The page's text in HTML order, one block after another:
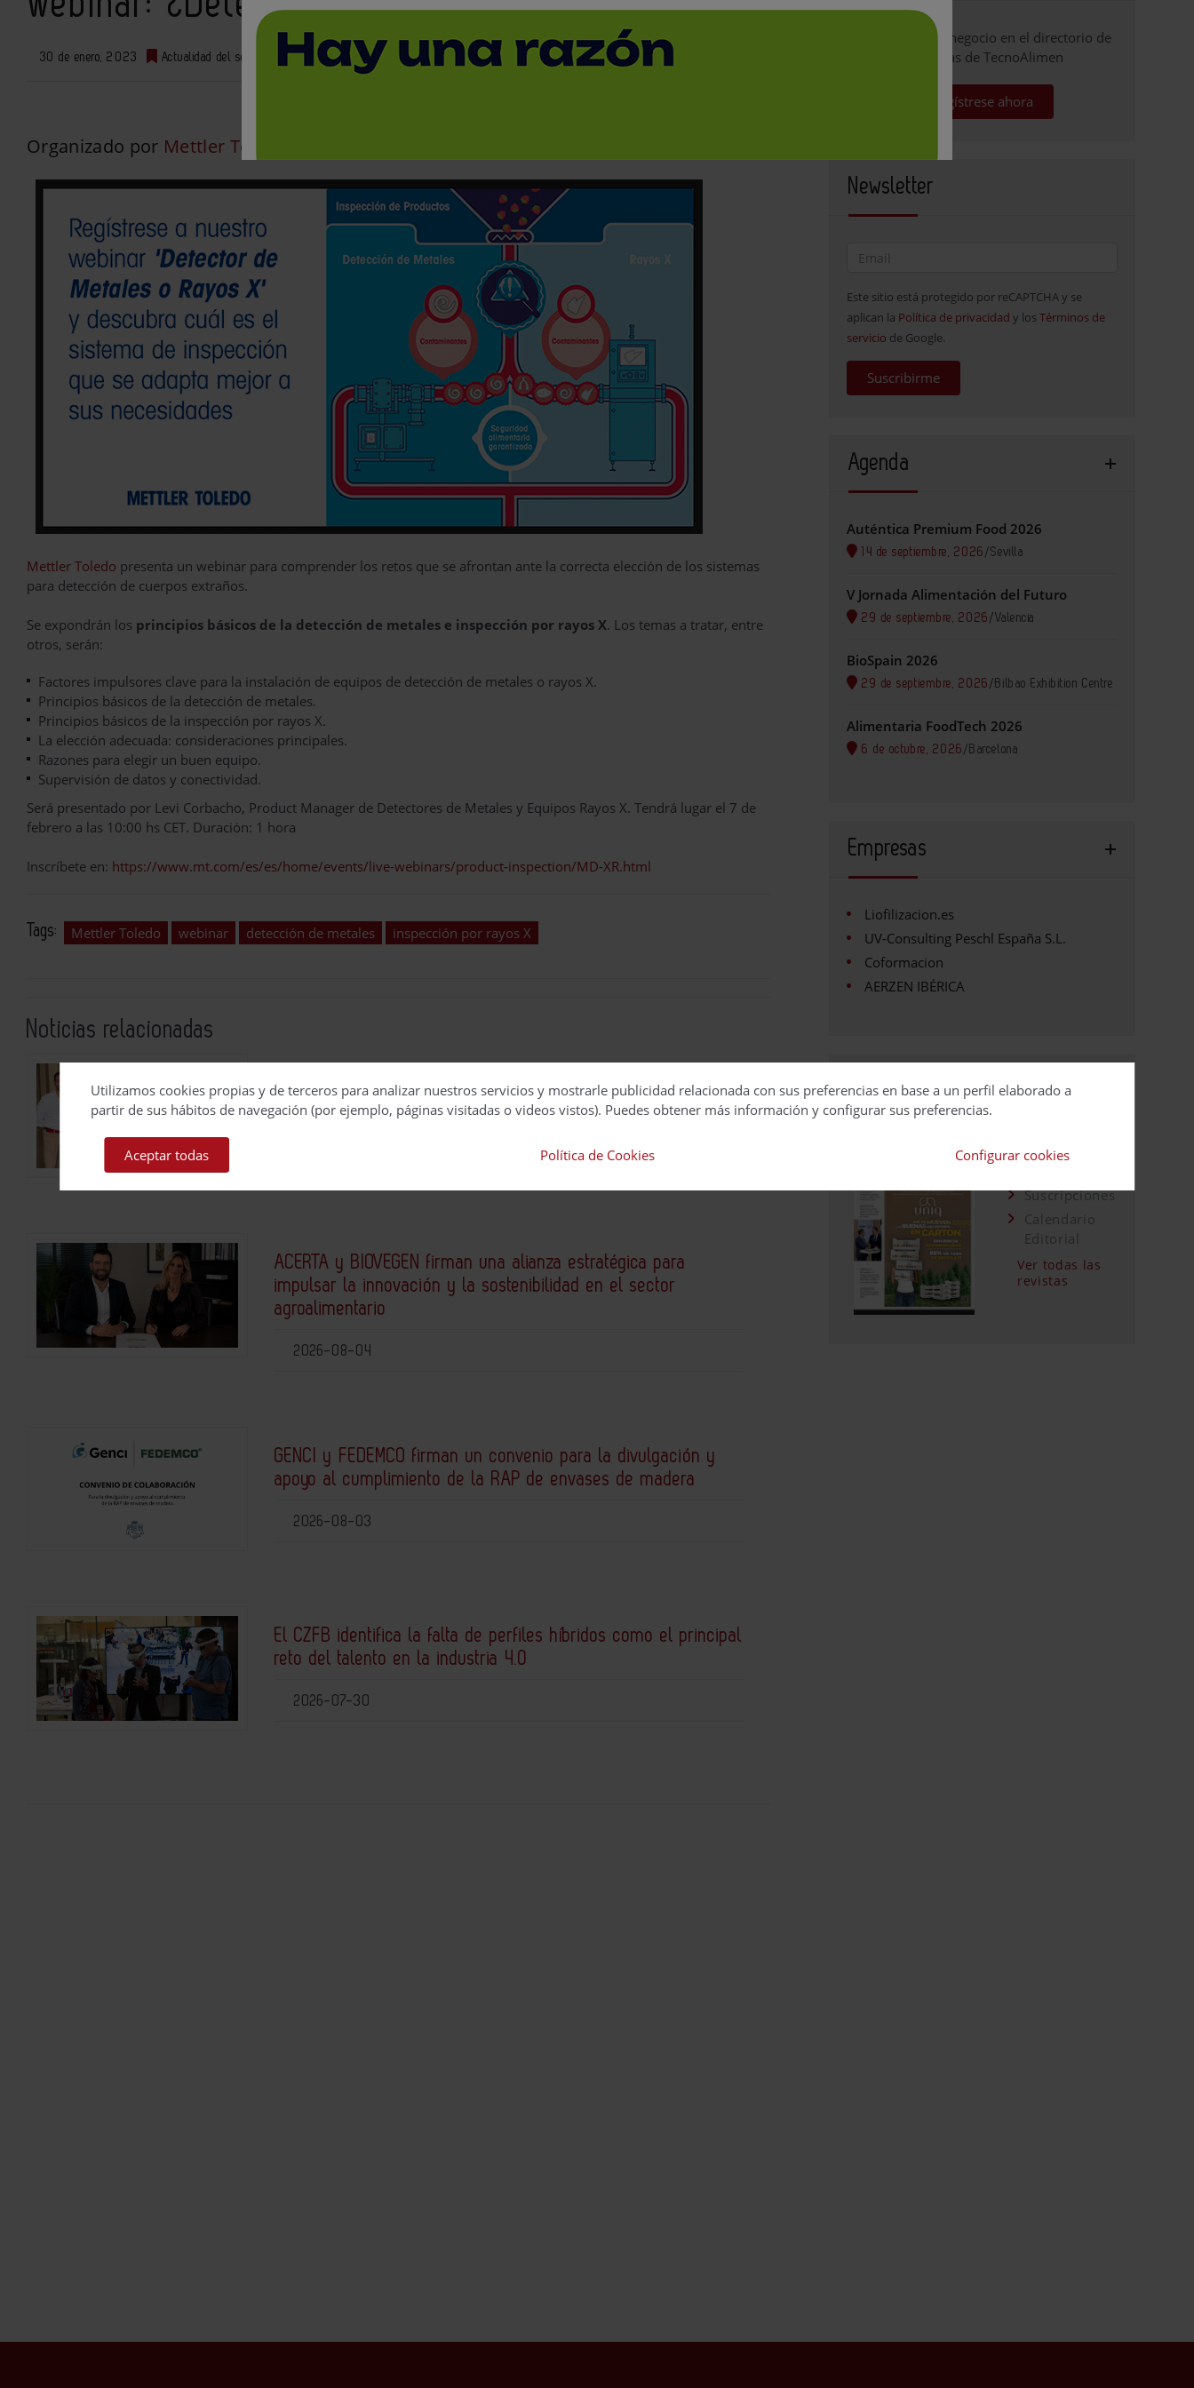
30 de enero, 2023 Actualidad del sector
Organizado por Mettler Toledo
Mettler Toledo presenta un webinar para comprender los retos que se afrontan ante la correcta elección de los sistemas
para detección de cuerpos extraños.
Se expondrán los principios básicos de la detección de metales e inspección por rayos X. Los temas a tratar, entre
otros, serán:
Factores impulsores clave para la instalación de equipos de detección de metales o rayos X.
Principios básicos de la detección de metales.
Principios básicos de la inspección por rayos X.
La elección adecuada: consideraciones principales.
Razones para elegir un buen equipo.
Supervisión de datos y conectividad.
Será presentado por Levi Corbacho, Product Manager de Detectores de Metales y Equipos Rayos X. Tendrá lugar el 7 de
febrero a las 10:00 hs CET. Duración: 1 hora
Inscríbete en: https://www.mt.com/es/es/home/events/live-webinars/product-inspection/MD-XR.html
Tags: Mettler Toledo webinar detección de metales inspección por rayos X
Noticias relacionadas
El vicepresidente segundo del Consell visita las instalaciones
de Christeyns España en Ador
ACERTA y BIOVEGEN firman una alianza estratégica para
impulsar la innovación y la sostenibilidad en el sector
agroalimentario
2026-08-04
GENCI y FEDEMCO firman un convenio para la divulgación y
apoyo al cumplimiento de la RAP de envases de madera
2026-08-03
El CZFB identifica la falta de perfiles híbridos como el principal
reto del talento en la industria 4.0
2026-07-30
Promocione su negocio en el directorio de
empresas de TecnoAlimen
Regístrese ahora
Newsletter
Este sitio está protegido por reCAPTCHA y se
aplican la Política de privacidad y losTérminos de
servicio de Google.
Suscribirme
Agenda
Auténtica Premium Food 2026
14 de septiembre, 2026 /Sevilla
V Jornada Alimentación del Futuro
29 de septiembre, 2026 /Valencia
BioSpain 2026
29 de septiembre, 2026 / Bilbao Exhibition Centre
Alimentaria FoodTech 2026
6 de octubre, 2026 / Barcelona
Empresas
Liofilizacion.es
UV-Consulting Peschl España S.L.
Coformacion
AERZEN IBÉRICA
Revista TecnoAlimen
Contacto
Suscripciones
Calendario
Editorial
Ver todas las
revistas
Utilizamos cookies propias y de terceros para analizar nuestros servicios y mostrarle publicidad relacionada con sus preferencias en base a un perfil elaborado a
partir de sus hábitos de navegación (por ejemplo, páginas visitadas o videos vistos). Puedes obtener más información y configurar sus preferencias.
Aceptar todas Política de Cookies Configurar cookies